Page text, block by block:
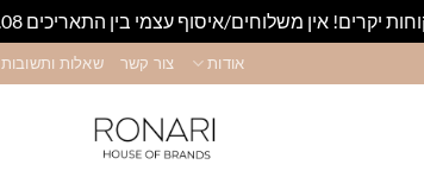
יקרים! אין משלוחים/איסוף עצמי בין התאריכים 09.08-17.08 !
אודות צור קשר שאלות ותשובות